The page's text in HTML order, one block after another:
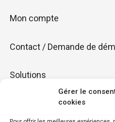
Gérer le
cookies
Mon compte
Contact / Demande de
Solutions